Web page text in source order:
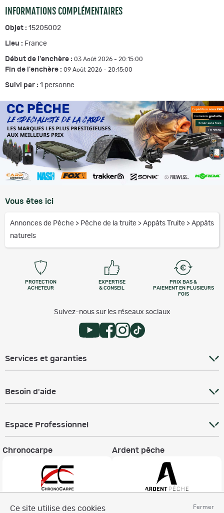
Fermer
Ce site utilise des cookies
INFORMATIONS COMPLÉMENTAIRES
Objet : 15205002
Lieu : France
Début de l'enchère : 03 Août 2026 - 20:15:00
Fin de l'enchère : 09 Août 2026 - 20:15:00
Suivi par : 1 personne
Vous êtes ici
Annonces de Pêche > Pêche de la truite > Appâts Truite > Appâts
naturels
PROTECTION
ACHETEUR
EXPERTISE
& CONSEIL
PRIX BAS &
PAIEMENT EN PLUSIEURS
FOIS
Suivez-nous sur les réseaux sociaux
Services et garanties
Besoin d'aide
Espace Professionnel
Chronocarpe Ardent pêche